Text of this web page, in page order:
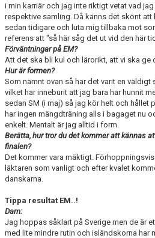
i min karriär och jag inte riktigt vetat vad
respektive samling. Då känns det skönt att
sedan tidigare och luta mig tillbaka mot
referens att "så här såg det ut vid den här
Förväntningar på EM?
Att det ska bli kul och lärorikt, att vi ska ge
Hur är formen?
Som nämnt ovan så har det varit en
vilket har inneburit att jag bara har hunnit
sedan SM (i maj) så jag kör helt och hållet
har ingen mängdträning alls i bagaget nu
enkelt. Mentalt är jag alltid i form.
Berätta, hur tror du det kommer att kännas
finalen?
Det kommer vara mäktigt.
läktaren som vanligt och efter kvalet
danskarna.
Tippa resultat EM..!
Dam:
Jag hoppas såklart på Sverige men de är
med lite mindre rutin och isländskorna har